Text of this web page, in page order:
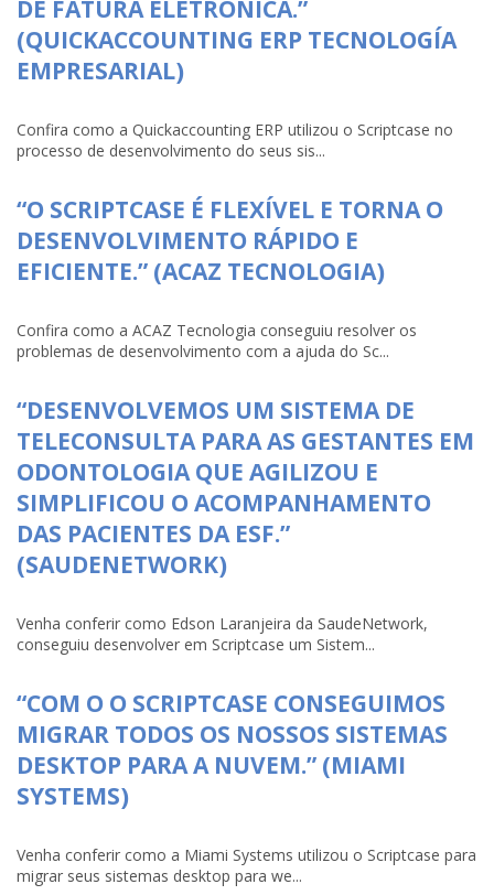
DE FATURA ELETRÔNICA.”
(QUICKACCOUNTING ERP TECNOLOGÍA
EMPRESARIAL)
Confira como a Quickaccounting ERP utilizou o Scriptcase no
processo de desenvolvimento do seus sis...
“O SCRIPTCASE É FLEXÍVEL E TORNA O
DESENVOLVIMENTO RÁPIDO E
EFICIENTE.” (ACAZ TECNOLOGIA)
Confira como a ACAZ Tecnologia conseguiu resolver os
problemas de desenvolvimento com a ajuda do Sc...
“DESENVOLVEMOS UM SISTEMA DE
TELECONSULTA PARA AS GESTANTES EM
ODONTOLOGIA QUE AGILIZOU E
SIMPLIFICOU O ACOMPANHAMENTO
DAS PACIENTES DA ESF.”
(SAUDENETWORK)
Venha conferir como Edson Laranjeira da SaudeNetwork,
conseguiu desenvolver em Scriptcase um Sistem...
“COM O O SCRIPTCASE CONSEGUIMOS
MIGRAR TODOS OS NOSSOS SISTEMAS
DESKTOP PARA A NUVEM.” (MIAMI
SYSTEMS)
Venha conferir como a Miami Systems utilizou o Scriptcase para
migrar seus sistemas desktop para we...